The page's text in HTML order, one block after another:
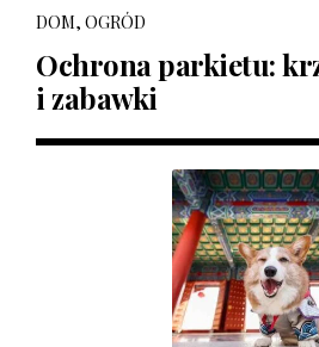
DOM, OGRÓD
Ochrona parkietu:
i zabawki